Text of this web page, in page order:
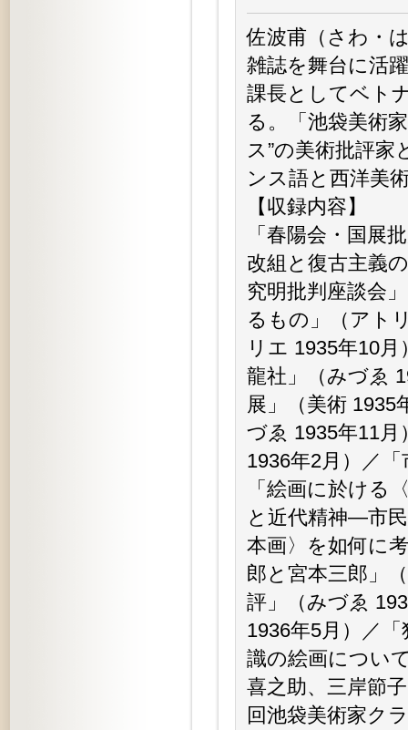
佐波甫（さわ・
雑誌を舞台に活
課長としてベト
る。「池袋美術
ス”の美術批評
ンス語と西洋美
【収録内容】
「春陽会・国展
改組と復古主義
究明批判座談会
るもの」（アト
リエ 1935年10
龍社」（みづゑ
展」（美術 1935
づゑ 1935年11
1936年2月）／
「絵画に於ける
と近代精神—市
本画〉を如何に
郎と宮本三郎」
評」（みづゑ
1936年5月）／
識の絵画につい
喜之助、三岸節
回池袋美術家ク